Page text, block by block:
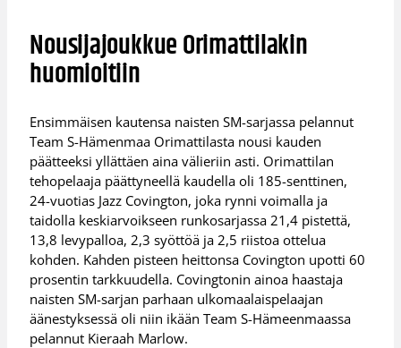
Nousijajoukkue Orimattilakin
huomioitiin
Ensimmäisen kautensa naisten SM-sarjassa pelannut
Team S-Hämenmaa Orimattilasta nousi kauden
päätteeksi yllättäen aina välieriin asti. Orimattilan
tehopelaaja päättyneellä kaudella oli 185-senttinen,
24-vuotias Jazz Covington, joka rynni voimalla ja
taidolla keskiarvoikseen runkosarjassa 21,4 pistettä,
13,8 levypalloa, 2,3 syöttöä ja 2,5 riistoa ottelua
kohden. Kahden pisteen heittonsa Covington upotti 60
prosentin tarkkuudella. Covingtonin ainoa haastaja
naisten SM-sarjan parhaan ulkomaalaispelaajan
äänestyksessä oli niin ikään Team S-Hämeenmaassa
pelannut Kieraah Marlow.